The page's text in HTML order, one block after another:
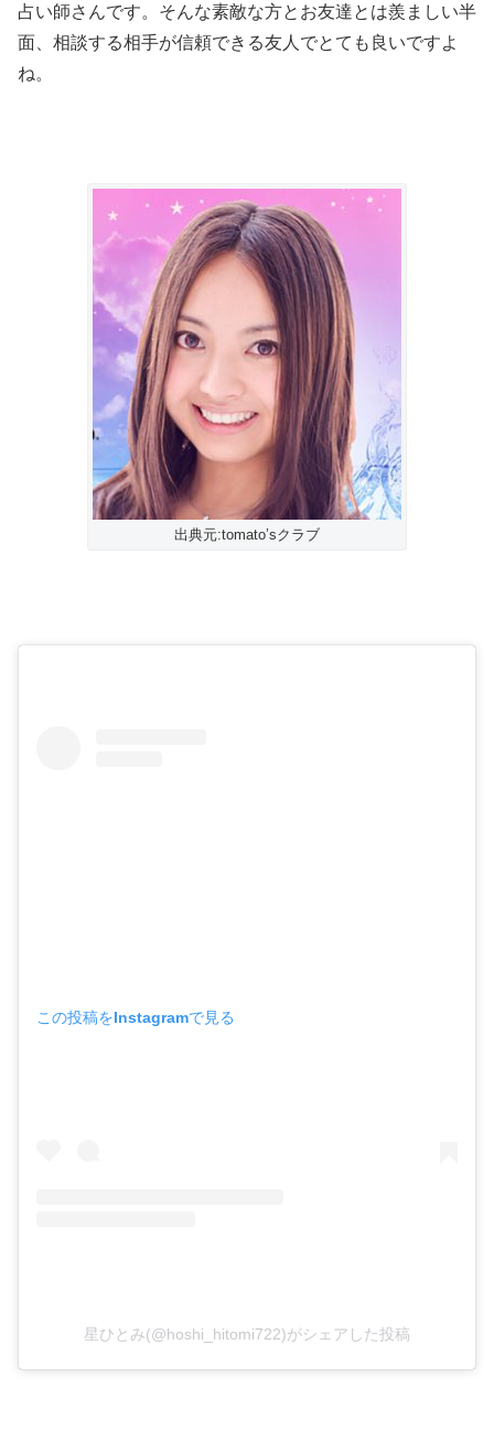
占い師さんです。そんな素敵な方とお友達とは羨ましい半
面、相談する相手が信頼できる友人でとても良いですよ
ね。
出典元:tomato’sクラブ
この投稿をInstagramで見る
星ひとみ(@hoshi_hitomi722)がシェアした投稿